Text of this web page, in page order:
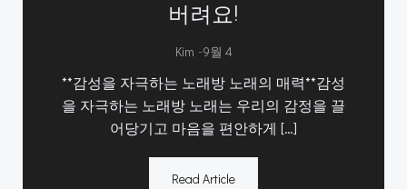
버려요!
Kim -9월 4
**감성을 자극하는 노래방 노래의 매력**감성
을 자극하는 노래방 노래는 우리의 감정을 끌
어당기고 마음을 편안하게 […]
Read Article